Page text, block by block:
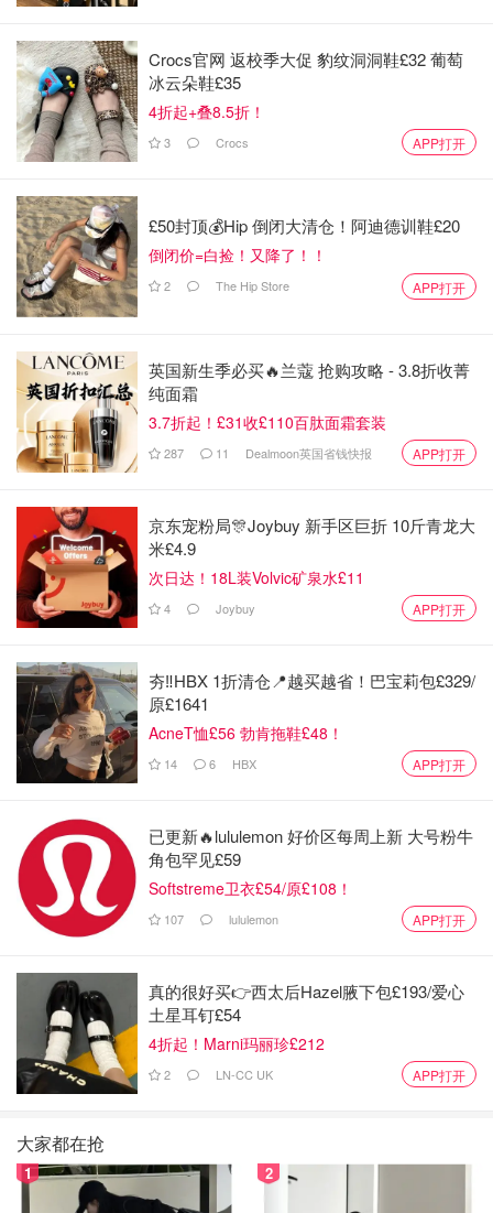
Crocs官网 返校季大促 豹纹洞洞鞋£32 葡萄
冰云朵鞋£35
4折起+叠8.5折！
3 Crocs APP打开
£50封顶💰Hip 倒闭大清仓！阿迪德训鞋£20
倒闭价=白捡！又降了！！
2 The Hip Store APP打开
英国新生季必买🔥兰蔻 抢购攻略 - 3.8折收菁
纯面霜
3.7折起！£31收£110百肽面霜套装
287 11 Dealmoon英国省钱快报 APP打开
京东宠粉局🎊Joybuy 新手区巨折 10斤青龙大
米£4.9
次日达！18L装Volvic矿泉水£11
4 Joybuy APP打开
夯‼️HBX 1折清仓📍越买越省！巴宝莉包£329/
原£1641
AcneT恤£56 勃肯拖鞋£48！
14 6 HBX APP打开
已更新🔥lululemon 好价区每周上新 大号粉牛
角包罕见£59
Softstreme卫衣£54/原£108！
107 lululemon APP打开
真的很好买👉西太后Hazel腋下包£193/爱心
土星耳钉£54
4折起！Marni玛丽珍£212
2 LN-CC UK APP打开
大家都在抢
1 2